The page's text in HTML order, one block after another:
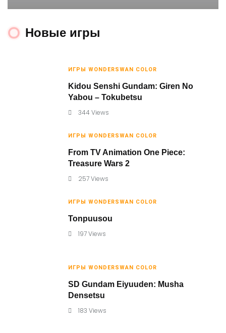
Wonder Stadium ’99
MyWonderSwan . 01.02.2025
Новые игры
ИГРЫ WONDERSWAN COLOR
Kidou Senshi Gundam: Giren No
Yabou – Tokubetsu
344 Views
ИГРЫ WONDERSWAN COLOR
From TV Animation One Piece:
Treasure Wars 2
257 Views
ИГРЫ WONDERSWAN COLOR
Tonpuusou
197 Views
ИГРЫ WONDERSWAN COLOR
SD Gundam Eiyuuden: Musha
Densetsu
183 Views